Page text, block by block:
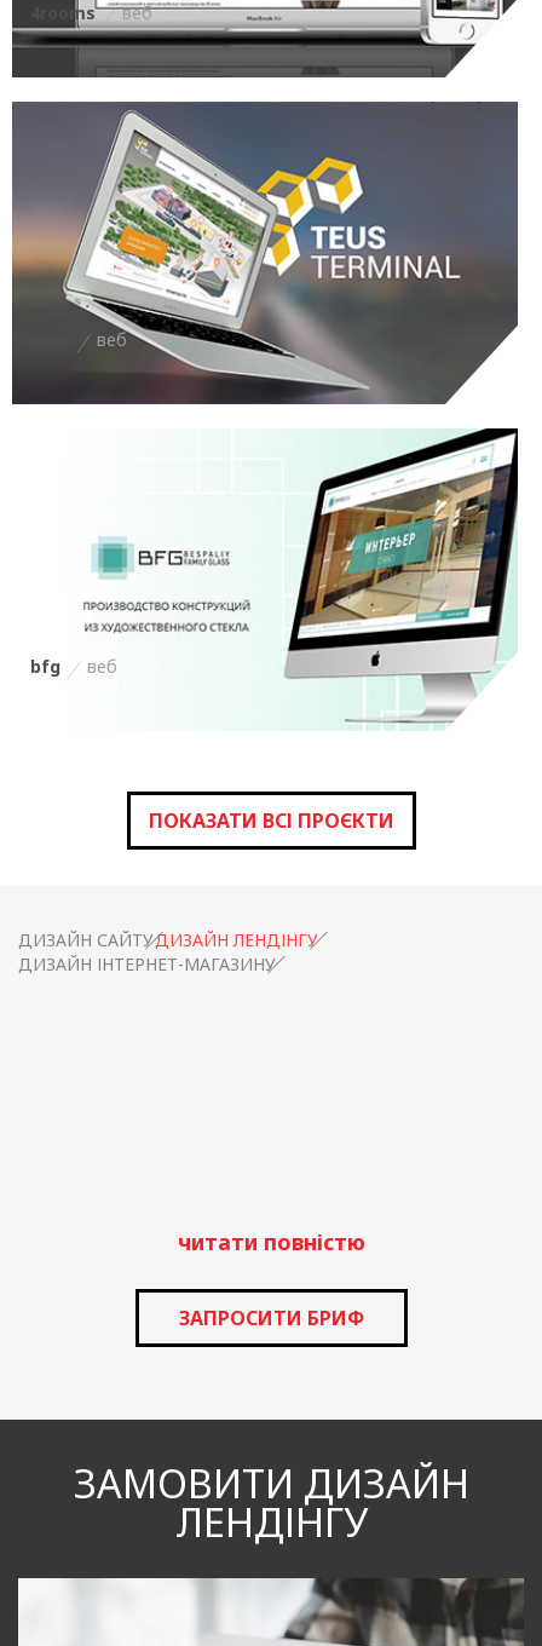
4rooms веб
веб
bfg веб
ПОКАЗАТИ ВСІ ПРОЄКТИ
ДИЗАЙН САЙТУДИЗАЙН ЛЕНДІНГУ
ДИЗАЙН ІНТЕРНЕТ-МАГАЗИНУ
читати повністю
ЗАПРОСИТИ БРИФ
ЗАМОВИТИ ДИЗАЙН
ЛЕНДІНГУ